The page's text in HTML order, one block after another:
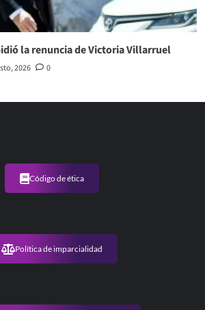
la renuncia de Victoria Villarruel
2026 0
Código de ética
Política de imparcialidad